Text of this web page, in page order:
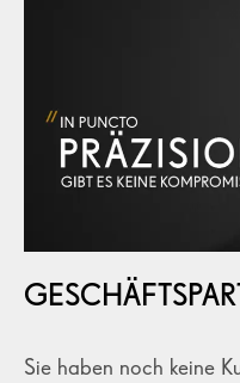
Sie haben noch keine